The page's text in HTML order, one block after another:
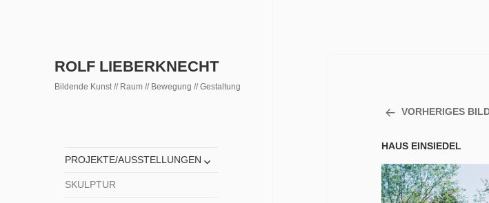
ROLF LIEBERKNECHT
Bildende Kunst // Raum // Bewegung // Gestaltung
PROJEKTE/AUSSTELLUNGENuntermenü
anzeigen
SKULPTUR
VORHERIGES
HAUS EINSIEDEL